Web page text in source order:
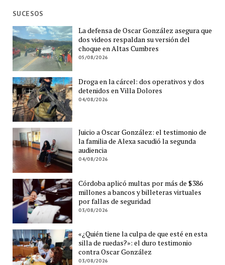
SUCESOS
La defensa de Oscar González asegura que
dos videos respaldan su versión del
choque en Altas Cumbres
05/08/2026
Droga en la cárcel: dos operativos y dos
detenidos en Villa Dolores
04/08/2026
Juicio a Oscar González: el testimonio de
la familia de Alexa sacudió la segunda
audiencia
04/08/2026
Córdoba aplicó multas por más de $386
millones a bancos y billeteras virtuales
por fallas de seguridad
03/08/2026
«¿Quién tiene la culpa de que esté en esta
silla de ruedas?»: el duro testimonio
contra Oscar González
03/08/2026